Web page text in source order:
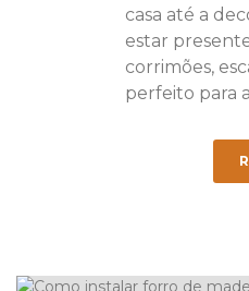
casa até a
estar
corrimões,
perfeito para a